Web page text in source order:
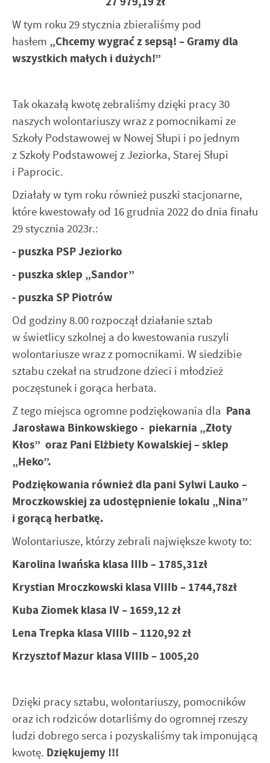
W tym roku 29 stycznia zbieraliśmy pod
hasłem „Chcemy wygrać z sepsą! – Gramy dla
wszystkich małych i dużych!”
Tak okazałą kwotę zebraliśmy dzięki pracy 30
naszych wolontariuszy wraz z pomocnikami ze
Szkoły Podstawowej w Nowej Słupi i po jednym
z Szkoły Podstawowej z Jeziorka, Starej Słupi
i Paprocic.
Działały w tym roku również puszki stacjonarne,
które kwestowały od 16 grudnia 2022 do dnia finału
29 stycznia 2023r.:
- puszka PSP Jeziorko
- puszka sklep „Sandor”
- puszka SP Piotrów
Od godziny 8.00 rozpoczął działanie sztab
w świetlicy szkolnej a do kwestowania ruszyli
wolontariusze wraz z pomocnikami. W siedzibie
sztabu czekał na strudzone dzieci i młodzież
poczęstunek i gorąca herbata.
Z tego miejsca ogromne podziękowania dla Pana
Jarosława Binkowskiego - piekarnia „Złoty
Kłos” oraz Pani Elżbiety Kowalskiej – sklep
„Heko”.
Podziękowania również dla pani Sylwi Lauko –
Mroczkowskiej za udostępnienie lokalu „Nina”
i gorącą herbatkę.
Wolontariusze, którzy zebrali największe kwoty to:
Karolina Iwańska klasa IIIb – 1785,31zł
Krystian Mroczkowski klasa VIIIb – 1744,78zł
Kuba Ziomek klasa IV – 1659,12 zł
Lena Trepka klasa VIIIb – 1120,92 zł
Krzysztof Mazur klasa VIIIb – 1005,20
Dzięki pracy sztabu, wolontariuszy, pomocników
oraz ich rodziców dotarliśmy do ogromnej rzeszy
ludzi dobrego serca i pozyskaliśmy tak imponującą
kwotę. Dziękujemy !!!
Twoich zwyczajów dotyczących przeglądanej witryny
internetowej. Treści promocyjne mogą pojawić się na
stronach podmiotów trzecich lub firm będących naszymi
partnerami oraz innych dostawców usług. Firmy te działają
społecznościowych.